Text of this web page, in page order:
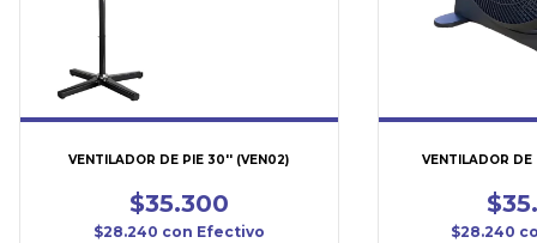
VENTILADOR DE PIE 30'' (VEN02)
$35.300
$28.240 con Efectivo
VENTILADOR DE
$28.240